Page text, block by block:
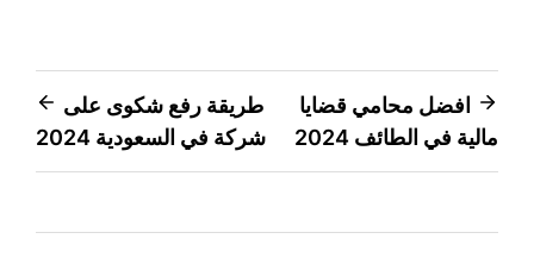
تصفّح
المقالات
افضل محامي قضايا
مالية في الطائف 2024
طريقة رفع شكوى على
شركة في السعودية 2024